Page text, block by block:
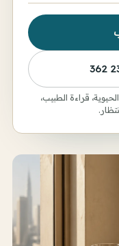
قراءة الطبيب،